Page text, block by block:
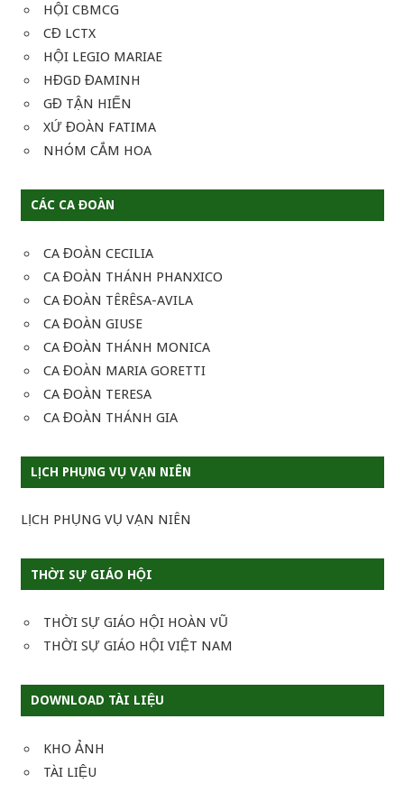
HỘI CBMCG
CĐ LCTX
HỘI LEGIO MARIAE
HĐGD ĐAMINH
GĐ TẬN HIẾN
XỨ ĐOÀN FATIMA
NHÓM CẮM HOA
CÁC CA ĐOÀN
CA ĐOÀN CECILIA
CA ĐOÀN THÁNH PHANXICO
CA ĐOÀN TÊRÊSA-AVILA
CA ĐOÀN GIUSE
CA ĐOÀN THÁNH MONICA
CA ĐOÀN MARIA GORETTI
CA ĐOÀN TERESA
CA ĐOÀN THÁNH GIA
LỊCH PHỤNG VỤ VẠN NIÊN
LỊCH PHỤNG VỤ VẠN NIÊN
THỜI SỰ GIÁO HỘI
THỜI SỰ GIÁO HỘI HOÀN VŨ
THỜI SỰ GIÁO HỘI VIỆT NAM
DOWNLOAD TÀI LIỆU
KHO ẢNH
TÀI LIỆU